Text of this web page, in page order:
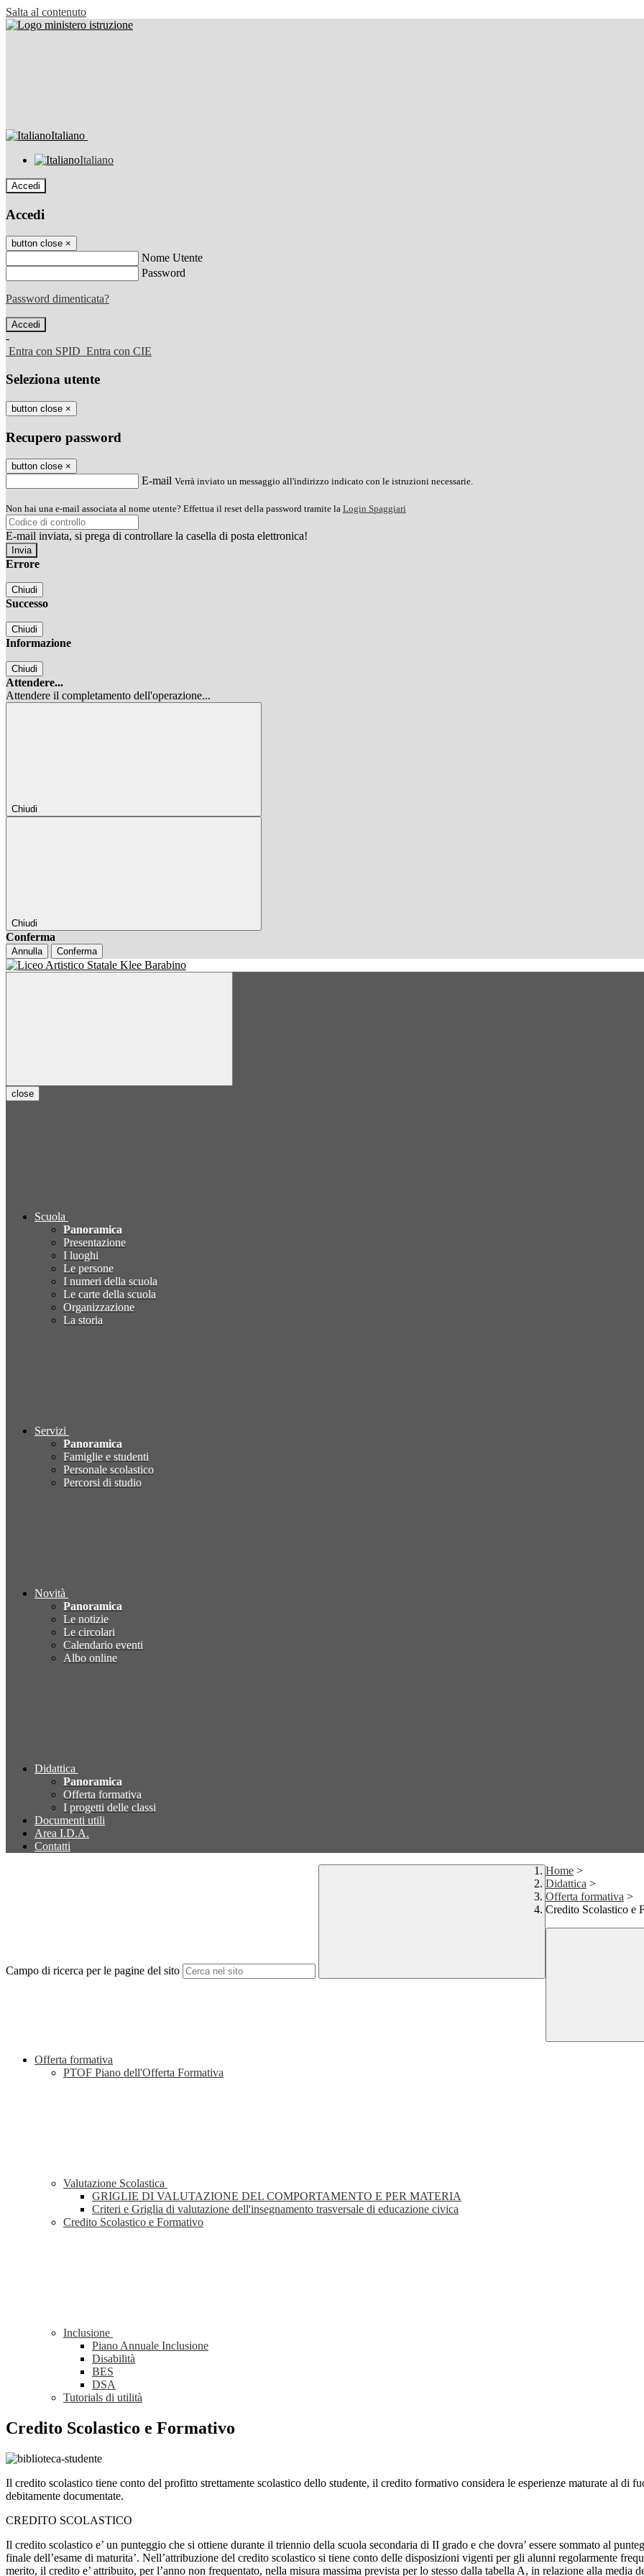
Salta al contenuto
Italiano
Italiano
Accedi
Accedi
button close ×
Nome Utente
Password
Password dimenticata?
-
Entra con SPID Entra con CIE
Seleziona utente
button close ×
Recupero password
button close ×
E-mail Verrà inviato un messaggio all'indirizzo indicato con le istruzioni necessarie.
Non hai una e-mail associata al nome utente? Effettua il reset della password tramite la Login Spaggiari
E-mail inviata, si prega di controllare la casella di posta elettronica!
Errore
Chiudi
Successo
Chiudi
Informazione
Chiudi
Attendere...
Attendere il completamento dell'operazione...
Chiudi
Chiudi
Conferma
Annulla Conferma
close
Scuola
Panoramica
Presentazione
I luoghi
Le persone
I numeri della scuola
Le carte della scuola
Organizzazione
La storia
Servizi
Panoramica
Famiglie e studenti
Personale scolastico
Percorsi di studio
Novità
Panoramica
Le notizie
Le circolari
Calendario eventi
Albo online
Didattica
Panoramica
Offerta formativa
I progetti delle classi
Documenti utili
Area I.D.A.
Contatti
Campo di ricerca per le pagine del sito
Home >
Didattica >
Offerta formativa >
Credito Scolastico e
Offerta formativa
PTOF Piano dell'Offerta Formativa
Valutazione Scolastica
GRIGLIE DI VALUTAZIONE DEL COMPORTAMENTO E PER MATERIA
Criteri e Griglia di valutazione dell'insegnamento trasversale di educazione civica
Credito Scolastico e Formativo
Inclusione
Piano Annuale Inclusione
Disabilità
BES
DSA
Tutorials di utilità
Credito Scolastico e Formativo
Il credito scolastico tiene conto del profitto strettamente scolastico dello studente, il credito formativo considera le esperienze maturate al di
debitamente documentate.
CREDITO SCOLASTICO
Il credito scolastico e’ un punteggio che si ottiene durante il triennio della scuola secondaria di II grado e che dovra’ essere sommato al
finale dell’esame di maturita’. Nell’attribuzione del credito scolastico si tiene conto delle disposizioni vigenti per gli alunni regolarmente
merito, il credito e’ attribuito, per l’anno non frequentato, nella misura massima prevista per lo stesso dalla tabella A, in relazione alla